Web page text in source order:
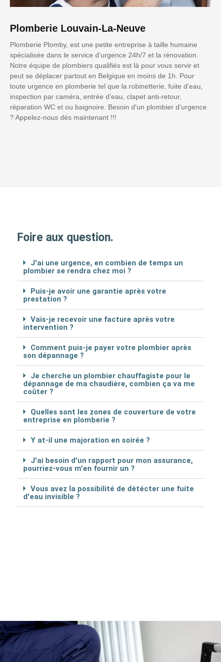
Plomberie Louvain-La-Neuve
Plomberie Plomby, est une petite entreprise à taille humaine
spécialisée dans le service d’urgence 24h/7 et la rénovation.
Notre équipe de plombiers qualifiés est là pour vous servir et
peut se déplacer partout en Belgique en moins de 1h. Pour
toute urgence en plomberie tel que la robinetterie, fuite d'eau,
inspection par caméra, entrée d'eau, clapet anti-retour,
réparation WC et ou baignoire. Besoin d'un plombier d'urgence
? Appelez-nous dès maintenant !!!
Foire aux question.
J'ai une urgence, en combien de temps un
plombier se rendra chez moi ?
Puis-je avoir une garantie après votre
prestation ?
Vais-je recevoir une facture après votre
intervention ?
Comment puis-je payer votre plombier après
son dépannage ?
Je cherche un plombier chauffagiste pour le
dépannage de ma chaudière, combien ça va me
coûter ?
Quelles sont les zones de couverture de votre
entreprise en plomberie ?
Y at-il une majoration en soirée ?
J'ai besoin d'un rapport pour mon assurance,
pourriez-vous m'en fournir un ?
Vous avez la possibilité de détécter une fuite
d'eau invisible ?